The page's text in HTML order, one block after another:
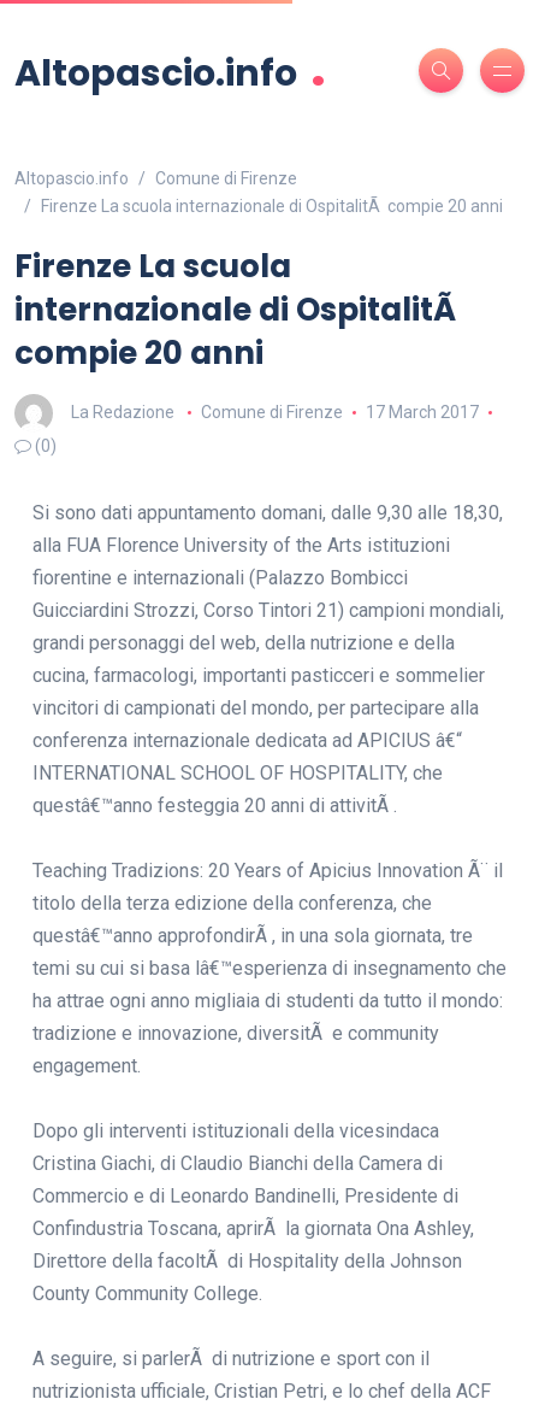
Altopascio.info .
Altopascio.info
Comune di Firenze
Firenze La scuola internazionale di OspitalitÃ compie 20 anni
Firenze La scuola
internazionale di OspitalitÃ
compie 20 anni
La Redazione Comune di Firenze
17 March 2017
(0)
Si sono dati appuntamento domani, dalle 9,30 alle 18,30,
alla FUA Florence University of the Arts istituzioni
fiorentine e internazionali (Palazzo Bombicci
Guicciardini Strozzi, Corso Tintori 21) campioni mondiali,
grandi personaggi del web, della nutrizione e della
cucina, farmacologi, importanti pasticceri e sommelier
vincitori di campionati del mondo, per partecipare alla
conferenza internazionale dedicata ad APICIUS â€“
INTERNATIONAL SCHOOL OF HOSPITALITY, che
questâ€™anno festeggia 20 anni di attivitÃ .
Teaching Tradizions: 20 Years of Apicius Innovation Ã¨ il
titolo della terza edizione della conferenza, che
questâ€™anno approfondirÃ , in una sola giornata, tre
temi su cui si basa lâ€™esperienza di insegnamento che
ha attrae ogni anno migliaia di studenti da tutto il mondo:
tradizione e innovazione, diversitÃ e community
engagement.
Dopo gli interventi istituzionali della vicesindaca
Cristina Giachi, di Claudio Bianchi della Camera di
Commercio e di Leonardo Bandinelli, Presidente di
Confindustria Toscana, aprirÃ la giornata Ona Ashley,
Direttore della facoltÃ di Hospitality della Johnson
County Community College.
A seguire, si parlerÃ di nutrizione e sport con il
nutrizionista ufficiale, Cristian Petri, e lo chef della ACF